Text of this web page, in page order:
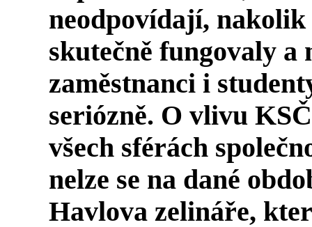
neodpovídají, nakolik
skutečně fungovaly
zaměstnanci i
seriózně. O vlivu
všech sférách
nelze se na dané
Havlova zelináře,